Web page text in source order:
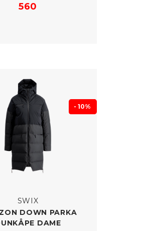
560
- 10%
SWIX
DOWN PARKA
DAME